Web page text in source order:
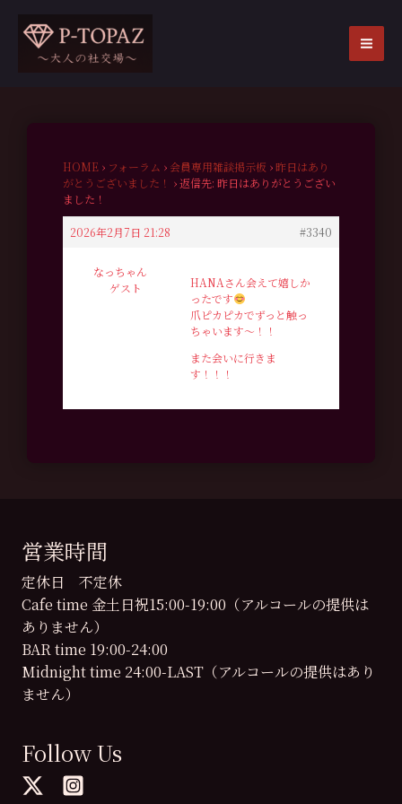
HOME › フォーラム › 会員専用雑談掲示板 ›昨日はあり
がとうございました！ ›返信先: 昨日はありがとうござい
ました！
2026年2月7日 21:28 #3340
なっちゃん
ゲスト
HANAさん会えて嬉しか
ったです
爪ピカピカでずっと触っ
ちゃいます〜！！
また会いに行きま
す！！！
営業時間
定休日 不定休
Cafe time 金土日祝15:00-19:00（アルコールの提供は
ありません）
BAR time 19:00-24:00
Midnight time 24:00-LAST（アルコールの提供はあり
ません）
Follow Us